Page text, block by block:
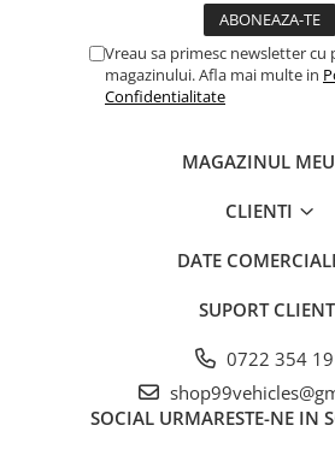
Vreau sa primesc newsletter
magazinului. Afla mai multe in
Confidentialitate
MAGAZINUL MEU
CLIENTI
DATE
SUPORT
0722 354
SOCIAL URMARESTE-NE IN